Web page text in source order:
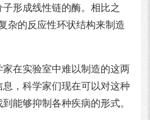
形成线性链的酶。相比之
杂的反应性环状结构来制造
在实验室中难以制造的这两
，科学家们现在可以对这种
能够抑制各种疾病的形式。